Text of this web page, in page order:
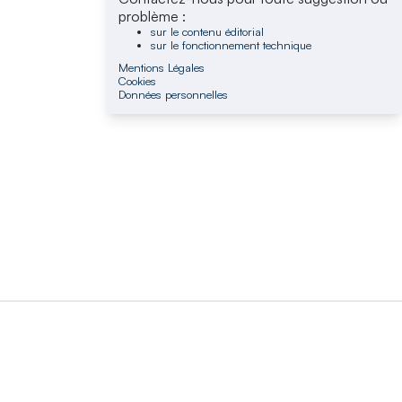
problème :
sur le contenu éditorial
sur le fonctionnement technique
Mentions Légales
Cookies
Données personnelles